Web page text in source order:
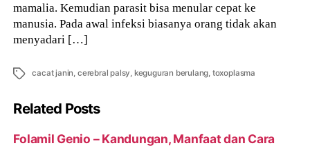
mamalia. Kemudian parasit bisa menular cepat ke
manusia. Pada awal infeksi biasanya orang tidak akan
menyadari […]
Tags cacat janin, cerebral palsy, keguguran berulang, toxoplasma
Related Posts
Folamil Genio – Kandungan, Manfaat dan Cara